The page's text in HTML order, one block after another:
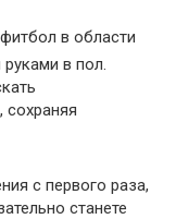
в области
в пол.
сохраняя
с первого раза,
станете